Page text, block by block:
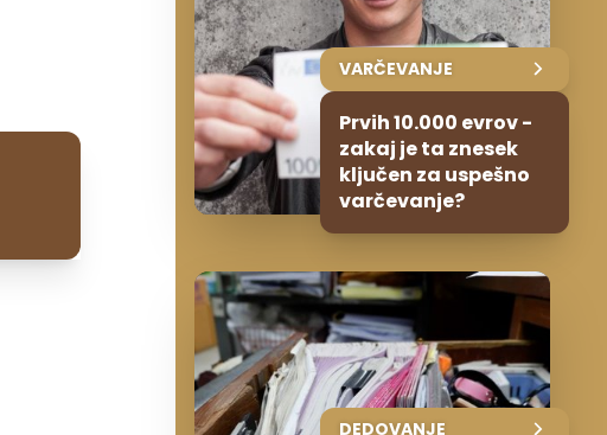
VARČEVANJE
Prvih 10.000 evrov -
zakaj je ta znesek
ključen za uspešno
varčevanje?
DEDOVANJE